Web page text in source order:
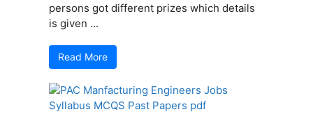
persons got different prizes which details
is given ...
Read More